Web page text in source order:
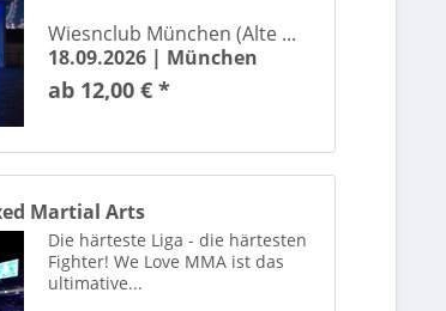
Atze Schröder
AVATAR - The Legend of Korra in Concert
Aymen
Be-Flügelt - Andreas Güstel / Julian Eilenberger
Beartooth
BEAT IT! – Die Erfolgsshow über den King of Pop!
Beatrice Egli
Bee Gees by Maincourse
Wiesnclub München (Alte ...
18.09.2026 | München
ab 12,00 € *
Martial Arts
Die härteste Liga - die härtesten
Fighter! We Love MMA ist das
ultimative...